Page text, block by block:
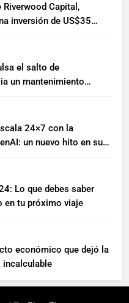
Capital,
inversión de US$35
el salto de
un mantenimiento
24×7 con la
un nuevo hito en su
Lo que debes saber
en tu próximo viaje
económico que dejó la
incalculable